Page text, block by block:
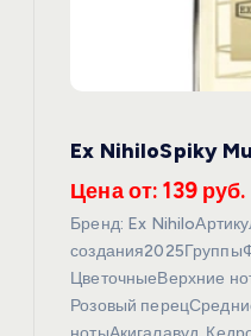
Ex NihiloSpiky
Цена от: 139 руб.
Бренд: Ex
ЦветочныеВерхние
Розовый